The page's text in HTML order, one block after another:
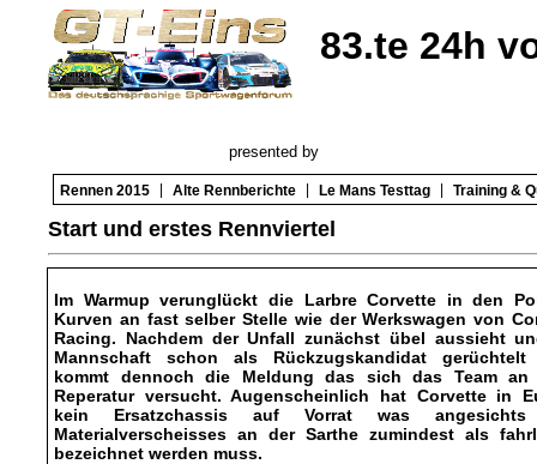
83.te 24h
presented by
Rennen 2015 Alte Rennberichte Le Mans Testtag Training &
Start und erstes Rennviertel
Im Warmup verunglückt die Larbre Corvette in den
Kurven an fast selber Stelle wie der Werkswagen von
Racing. Nachdem der Unfall zunächst übel aussieht
Mannschaft schon als Rückzugskandidat gerüchtelt
kommt dennoch die Meldung das sich das Team an
Reperatur versucht. Augenscheinlich hat Corvette in
kein Ersatzchassis auf Vorrat was
Materialverscheisses an der Sarthe zumindest als
bezeichnet werden muss.